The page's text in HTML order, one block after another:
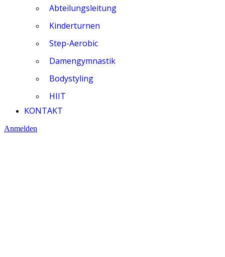
Abteilungsleitung
Kinderturnen
Step-Aerobic
Damengymnastik
Bodystyling
HIIT
KONTAKT
Anmelden